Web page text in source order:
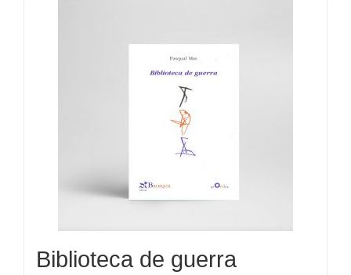
Biblioteca de guerra